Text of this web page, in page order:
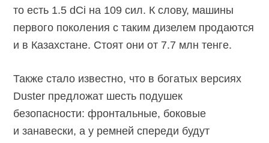
то есть 1.5 dCi на 109 сил. К слову, машины
первого поколения с таким дизелем продаются
и в Казахстане. Стоят они от 7.7 млн тенге.
Также стало известно, что в богатых версиях
Duster предложат шесть подушек
безопасности: фронтальные, боковые
и занавески, а у ремней спереди будут